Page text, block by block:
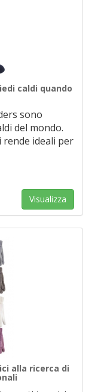
caldi quando
sono
del mondo.
rende ideali per
Visualizza
alla ricerca di